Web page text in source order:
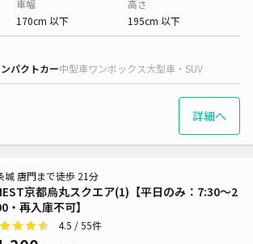
車幅
170cm 以下
高さ
195cm 以下
パクトカー中型車ワンボックス大型車・SUV
詳細へ
京都烏丸スクエア(1)【平日のみ：7:30～2
・再入庫不可】
城 唐門まで徒歩 21分
4.5 / 55件